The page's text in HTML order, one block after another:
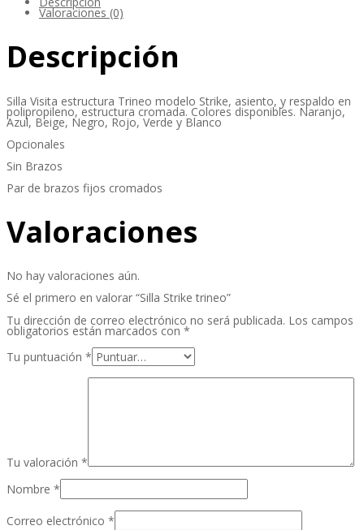
Valoraciones (0)
Descripción
Silla Visita estructura Trineo modelo Strike, asiento, y respaldo en
polipropileno, estructura cromada. Colores disponibles. Naranjo,
Azul, Beige, Negro, Rojo, Verde y Blanco
Opcionales
Sin Brazos
Par de brazos fijos cromados
Valoraciones
No hay valoraciones aún.
Sé el primero en valorar “Silla Strike trineo”
Tu dirección de correo electrónico no será publicada. Los campos
obligatorios están marcados con *
Tu puntuación *
Tu valoración *
Nombre *
Correo electrónico *